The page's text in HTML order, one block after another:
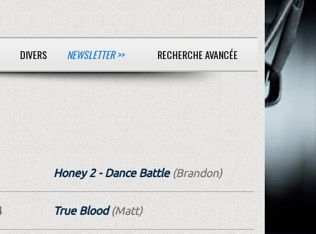
DIVERS NEWSLETTER >> RECHERCHE AVANCÉE
Honey 2 - Dance Battle(Brandon)
True Blood(Matt)